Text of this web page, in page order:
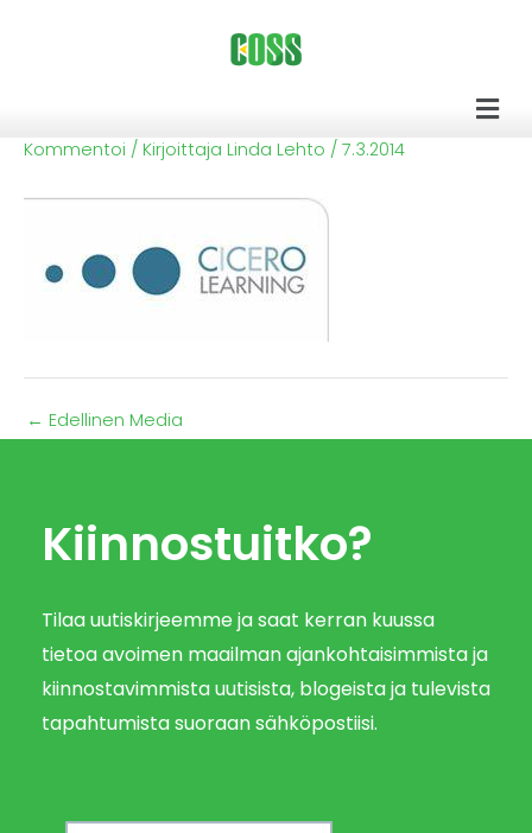
Kommentoi / Kirjoittaja Linda Lehto / 7.3.2014
← Edellinen Media
Kiinnostuitko?
Tilaa uutiskirjeemme ja saat kerran kuussa
tietoa avoimen maailman ajankohtaisimmista ja
kiinnostavimmista uutisista, blogeista ja tulevista
tapahtumista suoraan sähköpostiisi.